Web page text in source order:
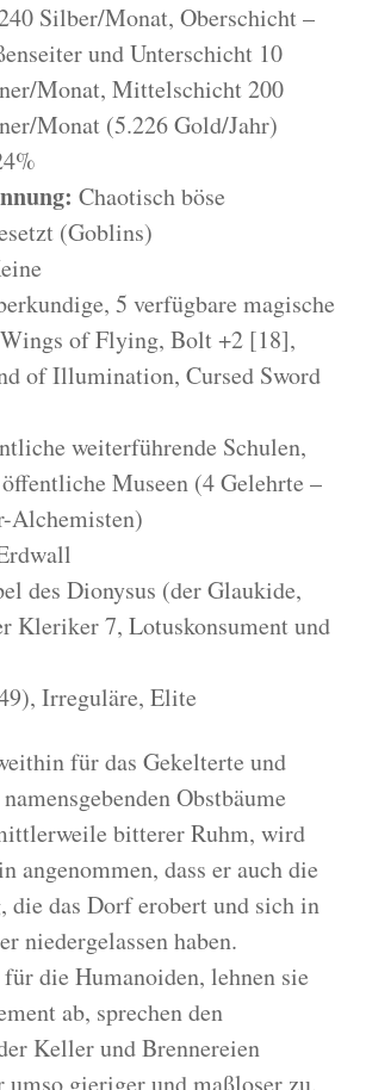
Silber/Monat, Oberschicht –
und Unterschicht 10
Monat, Mittelschicht 200
Monat (5.226 Gold/Jahr)
Chaotisch böse
(Goblins)
5 verfügbare magische
of Flying, Bolt +2 [18],
of Illumination, Cursed Sword
weiterführende Schulen,
Museen (4 Gelehrte –
Alchemisten)
des Dionysus (der Glaukide,
Kleriker 7, Lotuskonsument und
Irreguläre, Elite
für das Gekelterte und
Obstbäume
bitterer Ruhm, wird
angenommen, dass er auch die
die das Dorf erobert und sich in
niedergelassen haben.
die Humanoiden, lehnen sie
ab, sprechen den
Keller und Brennereien